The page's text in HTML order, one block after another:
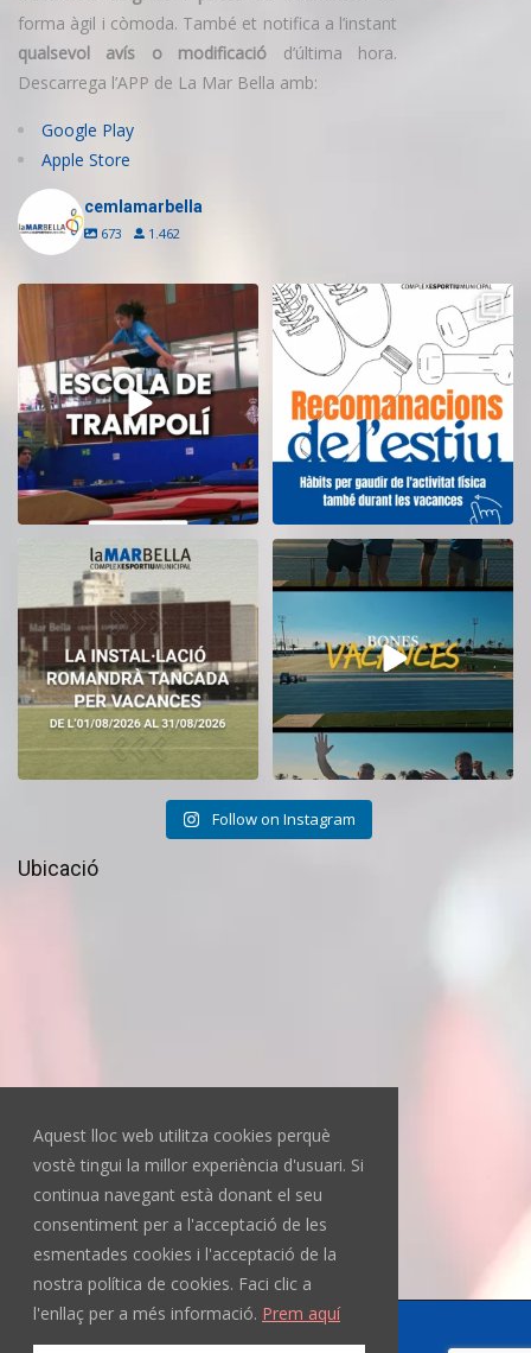
Aquest lloc web utilitza cookies perquè
vostè tingui la millor experiència d'usuari. Si
continua navegant està donant el seu
consentiment per a l'acceptació de les
esmentades cookies i l'acceptació de la
nostra política de cookies. Faci clic a
l'enllaç per a més informació. Prem aquí
forma àgil i còmoda. També et notifica a l’instant
qualsevol avís o modificació d’última hora.
Descarrega l’APP de La Mar Bella amb:
Google Play
Apple Store
cemlamarbella
673 1.462
Inscriu-te a l’Escola de Trampolí
del CEM
14 0
Aquest estiu, continua movent-te
i cuidant-te! ...
5 0
El CEM La Mar Bella romandrà
tancat durant el...
11
Tanquem una nova temporada al
CEM La Mar Bella. ...
Follow on Instagram
Ubicació